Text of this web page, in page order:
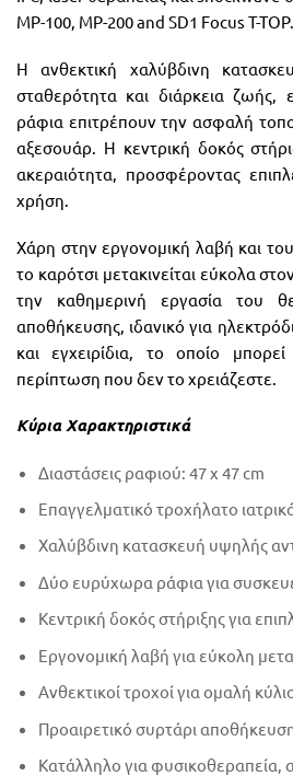
MP-100, MP-200 and SD1 Focus T-TOP.
Η ανθεκτική χαλύβδινη
σταθερότητα και διάρκεια
ράφια επιτρέπουν την ασφαλή
αξεσουάρ. Η κεντρική δοκός
ακεραιότητα, προσφέροντας
χρήση.
Χάρη στην εργονομική λαβή και
το καρότσι μετακινείται εύκολα
την καθημερινή εργασία του
αποθήκευσης, ιδανικό για
και εγχειρίδια, το οποίο
περίπτωση που δεν το χρειάζεστε.
Κύρια Χαρακτηριστικά
Διαστάσεις ραφιού: 47 x 47 cm
Επαγγελματικό τροχήλατο
Χαλύβδινη κατασκευή υψηλής
Δύο ευρύχωρα ράφια για
Κεντρική δοκός στήριξης για
Εργονομική λαβή για εύκολη
Ανθεκτικοί τροχοί για ομαλή
Προαιρετικό συρτάρι
Κατάλληλο για φυσικοθεραπεία,